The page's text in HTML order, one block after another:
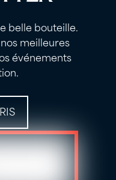
belle bouteille.
meilleures
événements